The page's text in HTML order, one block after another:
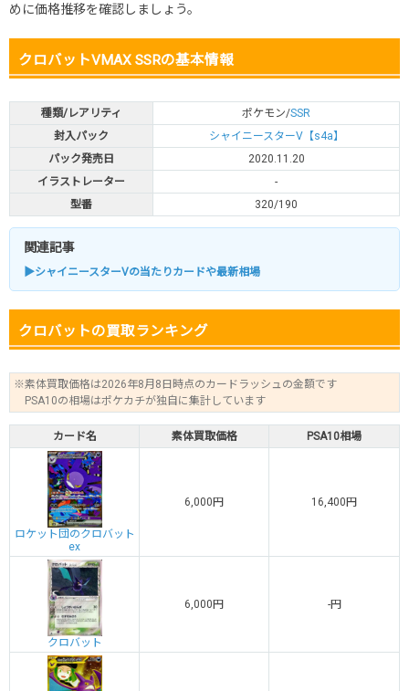
めに価格推移を確認しましょう。
クロバットVMAX SSRの基本情報
種類/レアリティ ポケモン/SSR
封入パック
シャイニースターV【s4a】
パック発売日
2020.11.20
イラストレーター
-
型番
320/190
関連記事
▶シャイニースターVの当たりカードや最新相場
クロバットの買取ランキング
※素体買取価格は2026年8月8日時点のカードラッシュの金額です
PSA10の相場はポケカチが独自に集計しています
カード名 素体買取価格 PSA10相場
ロケット団のクロバット
ex
6,000円 16,400円
クロバット
6,000円 -円